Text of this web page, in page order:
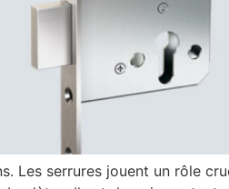
Les serrures jouent un rôle